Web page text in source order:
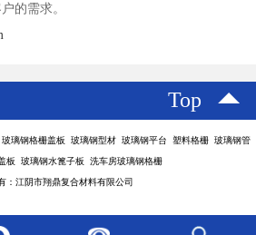
的需求。
Top
璃钢格栅盖板 玻璃钢型材 玻璃钢平台 塑料格栅 玻璃钢管
板 玻璃钢水篦子板 洗车房玻璃钢格栅
：江阴市翔鼎复合材料有限公司